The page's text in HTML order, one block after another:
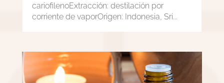
cariofilenoExtracción: destilación por
corriente de vaporOrigen: Indonesia, Sri...